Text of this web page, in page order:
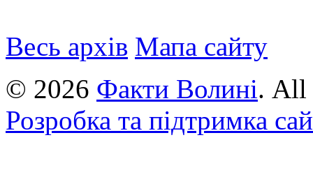
Весь архів Мапа сайту
© 2026 Факти Волині. All
Розробка та підтримка